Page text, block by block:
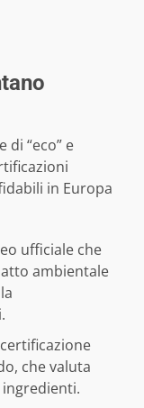
“eco” e
in Europa
ufficiale che
ambientale
che valuta